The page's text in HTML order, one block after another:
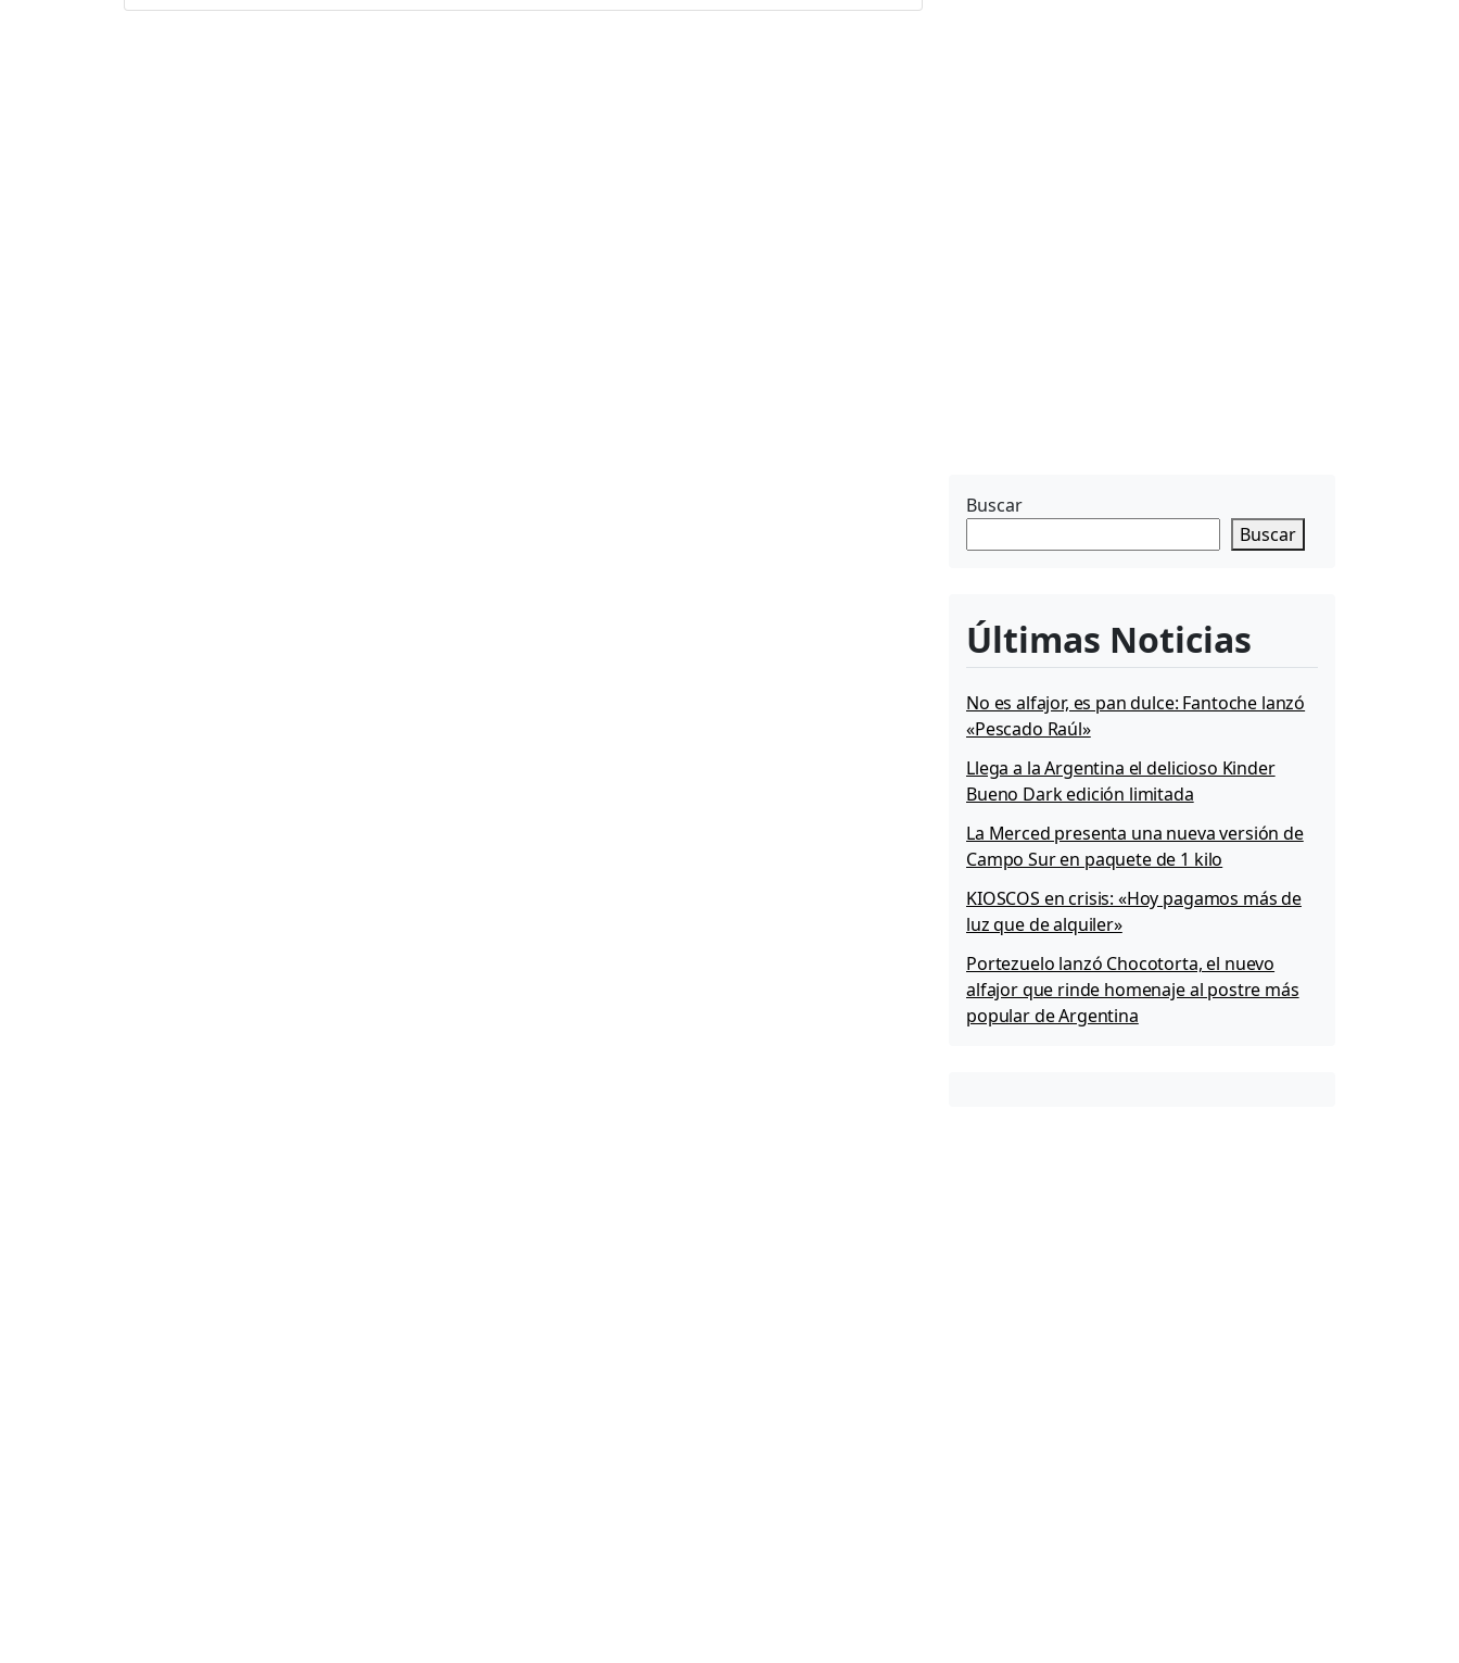
Buscar
Buscar
Últimas Noticias
No es alfajor, es pan dulce: Fantoche lanzó
«Pescado Raúl»
Llega a la Argentina el delicioso Kinder
Bueno Dark edición limitada
La Merced presenta una nueva versión de
Campo Sur en paquete de 1 kilo
KIOSCOS en crisis: «Hoy pagamos más de
luz que de alquiler»
Portezuelo lanzó Chocotorta, el nuevo
alfajor que rinde homenaje al postre más
popular de Argentina